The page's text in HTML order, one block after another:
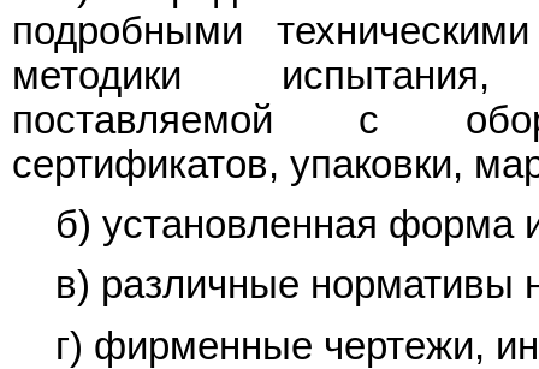
подробными
методики испытания,
поставляемой с
сертификатов, упаковки,
б) установленная форма
в) различные нормативы
г) фирменные чертежи,